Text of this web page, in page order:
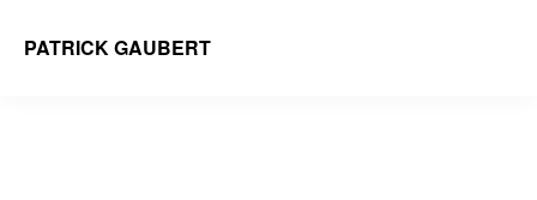
PATRICK GAUBERT